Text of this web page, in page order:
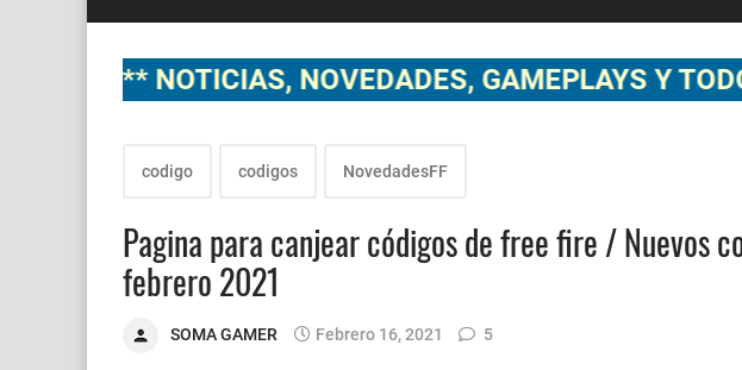
** NOTICIAS, NOVEDADES, GAMEPLAYS Y TODO LO
codigo codigos NovedadesFF
Pagina para canjear códigos de free fire / Nuevos
febrero 2021
SOMA GAMER Febrero 16, 2021 5